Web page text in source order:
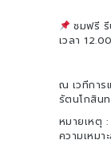
ชมฟรี
เวลา
ณ เวทีการ
รัตนโกสิน
หมายเหตุ
ความเหมา